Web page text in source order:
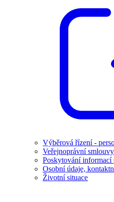
Výběrová řízení -
Veřejnoprávní smlouvy
Poskytování informací
Osobní údaje,
Životní situace